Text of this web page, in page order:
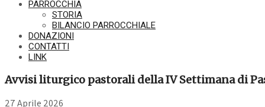
PARROCCHIA
STORIA
BILANCIO PARROCCHIALE
DONAZIONI
CONTATTI
LINK
Avvisi liturgico pastorali della IV Settimana di
27 Aprile 2026